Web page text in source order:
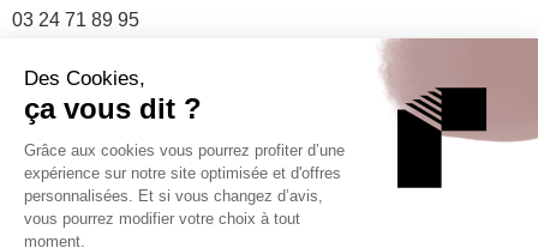
03 24 71 89 95
12 RUE HENRI ROUYER 08400 BLAISE, VOUZIERS